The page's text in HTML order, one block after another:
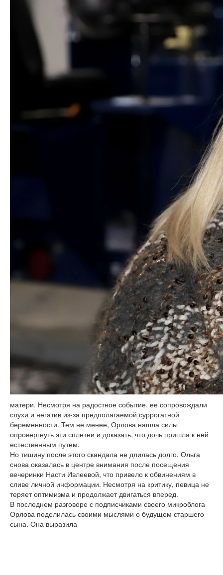
матери. Несмотря на радостное событие, ее сопровождали
слухи и негатив из-за предполагаемой суррогатной
беременности. Тем не менее, Орлова нашла силы
опровергнуть эти сплетни и доказать, что дочь пришла к ней
естественным путем.
Но тишину после этого скандала не длилась долго. Ольга
снова оказалась в центре внимания после посещения
вечеринки Насти Ивлеевой, что привело к обвинениям в
сливе личной информации. Несмотря на критику, певица не
теряет оптимизма и продолжает двигаться вперед.
В последнем разговоре с подписчиками своего микроблога
Орлова поделилась своими мыслями о будущем старшего
сына. Она выразила